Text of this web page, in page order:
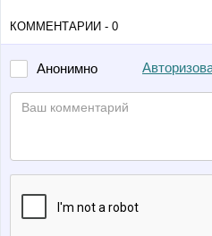
КОММЕНТАРИИ - 0
Анонимно